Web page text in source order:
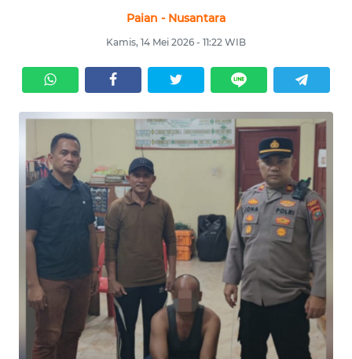
Paian - Nusantara
Kamis, 14 Mei 2026 - 11:22 WIB
SERBI
OPINI
Informasi
INDEKS
KONTAK
INFO